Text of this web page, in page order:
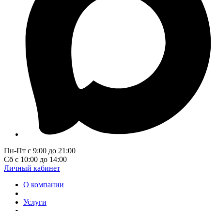
Пн-Пт с 9:00 до 21:00
Сб с 10:00 до 14:00
Личный кабинет
О компании
Услуги